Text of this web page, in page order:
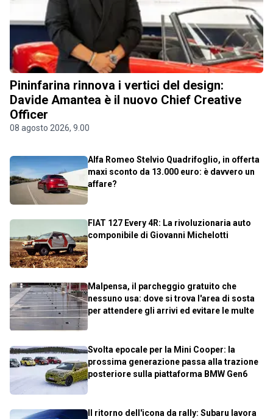
Pininfarina rinnova i vertici del design:
Davide Amantea è il nuovo Chief Creative
Officer
08 agosto 2026, 9.00
Alfa Romeo Stelvio Quadrifoglio, in offerta
maxi sconto da 13.000 euro: è davvero un
affare?
FIAT 127 Every 4R: La rivoluzionaria auto
componibile di Giovanni Michelotti
Malpensa, il parcheggio gratuito che
nessuno usa: dove si trova l'area di sosta
per attendere gli arrivi ed evitare le multe
Svolta epocale per la Mini Cooper: la
prossima generazione passa alla trazione
posteriore sulla piattaforma BMW Gen6
Il ritorno dell'icona da rally: Subaru lavora